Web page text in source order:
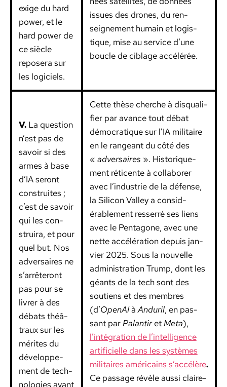
exige du hard
pow­er, et le
hard pow­er de
ce siè­cle
reposera sur
les logi­ciels.
issues des drones, du ren­
seigne­ment humain et logis­
tique, mise au ser­vice d’une
boucle de ciblage accélérée.
V.La ques­tion
n’est pas de
savoir si des
armes à base
d’IA seront
con­stru­ites ;
c’est de savoir
qui les con­
stru­ira, et pour
quel but. Nos
adver­saires ne
s’arrêteront
pas pour se
livr­er à des
débats théâ­
traux sur les
mérites du
développe­
ment de tech­
nolo­gies ayant
Cette thèse cherche à dis­qual­i­
fi­er par avance tout débat
démoc­ra­tique sur l’IA mil­i­taire
en le rangeant du côté des
« adver­saires ». His­torique­
ment réti­cente à col­la­bor­er
avec l’industrie de la défense,
la Sil­i­con Val­ley a con­sid­
érable­ment resser­ré ses liens
avec le Pen­tagone, avec une
nette accéléra­tion depuis jan­
vi­er 2025. Sous la nou­velle
admin­is­tra­tion Trump, dont les
géants de la tech sont des
sou­tiens et des mem­bres
(d’Ope­nAIàAnduril, en pas­
sant parPalan­tiretMeta),
l’intégration de l’intelligence
arti­fi­cielle dans les sys­tèmes
mil­i­taires améri­cains s’accélère.
Ce pas­sage révèle aus­si claire­